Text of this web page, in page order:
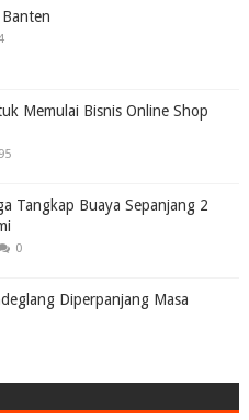
Memulai Bisnis Online Shop
95
Tangkap Buaya Sepanjang 2
0
Diperpanjang Masa